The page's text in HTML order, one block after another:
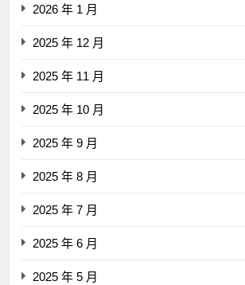
2026 年 1 月
2025 年 12 月
2025 年 11 月
2025 年 10 月
2025 年 9 月
2025 年 8 月
2025 年 7 月
2025 年 6 月
2025 年 5 月